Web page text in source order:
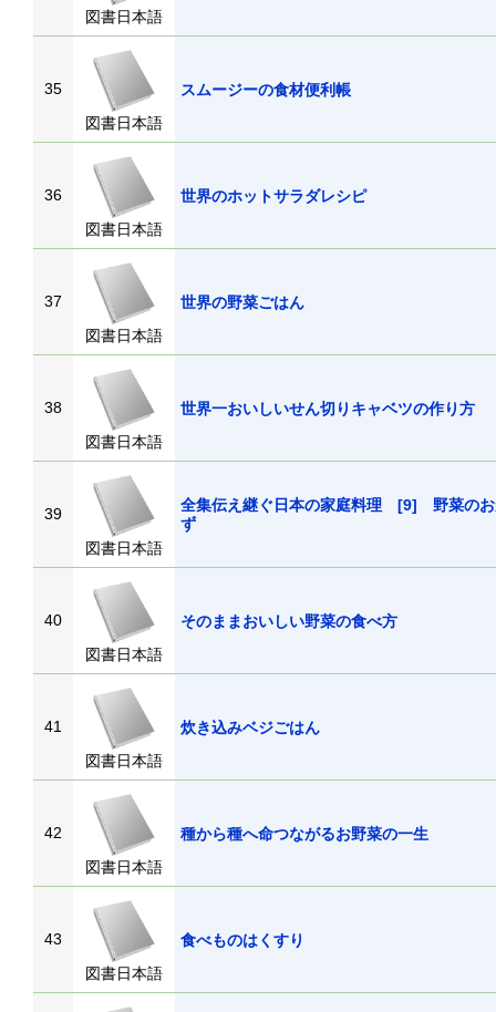
図書日本語
35
図書日本語
スムージーの食材便利帳
36
図書日本語
世界のホットサラダレシピ
37
図書日本語
世界の野菜ごはん
38
図書日本語
世界一おいしいせん切りキャベツの作り
39
図書日本語
全集伝え継ぐ日本の家庭料理 [9] 野菜の
ず
40
図書日本語
そのままおいしい野菜の食べ方
41
図書日本語
炊き込みベジごはん
42
図書日本語
種から種へ命つながるお野菜の一生
43
図書日本語
食べものはくすり